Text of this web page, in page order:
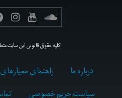
کلیه حقوق قانونی این سایت
درباره ما راهنمای